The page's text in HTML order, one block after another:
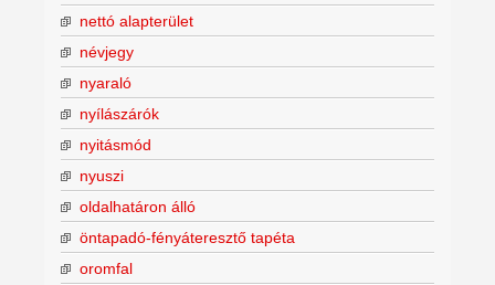
nettó alapterület
névjegy
nyaraló
nyílászárók
nyitásmód
nyuszi
oldalhatáron álló
öntapadó-fényáteresztő tapéta
oromfal